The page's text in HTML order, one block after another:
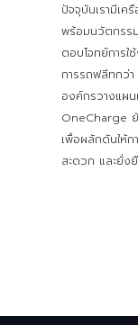
ปัจจุบันเรามีเ
พร้อมนวัตกรร
ตอบโจทย์การใ
การรถฟลีทกว่
องค์กรวางแผ
OneCharge
เพื่อผลักดันให้ก
สะดวก และยั่ง